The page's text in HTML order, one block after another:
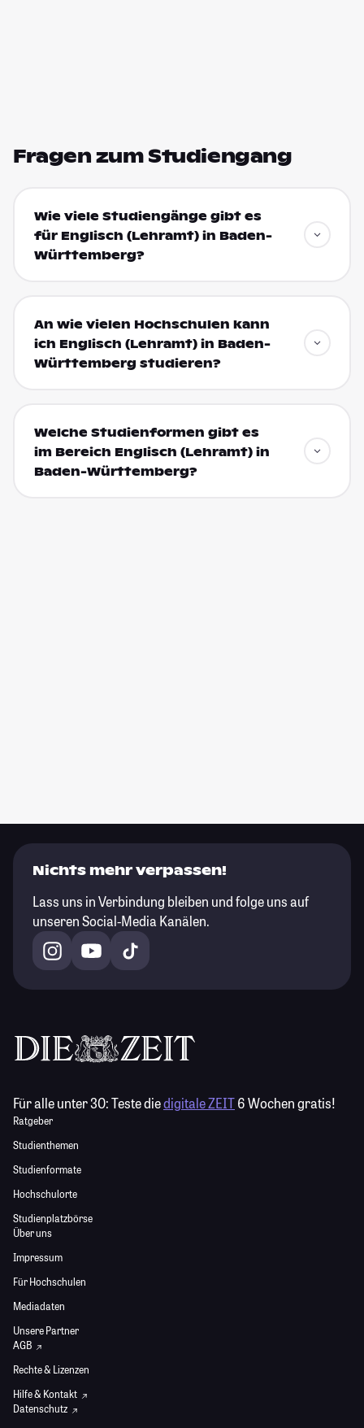
Fragen zum Studiengang
Wie viele Studiengänge gibt es
für Englisch (Lehramt) in Baden-
Württemberg?
An wie vielen Hochschulen kann
ich Englisch (Lehramt) in Baden-
Württemberg studieren?
Welche Studienformen gibt es
im Bereich Englisch (Lehramt) in
Baden-Württemberg?
Nichts mehr verpassen!
Lass uns in Verbindung bleiben und folge uns auf
unseren Social-Media Kanälen.
Für alle unter 30:Teste diedigitale ZEIT6 Wochen gratis!
Ratgeber
Studienthemen
Studienformate
Hochschulorte
Studienplatzbörse
Über uns
Impressum
Für Hochschulen
Mediadaten
Unsere Partner
AGB
Rechte & Lizenzen
Hilfe & Kontakt
Datenschutz